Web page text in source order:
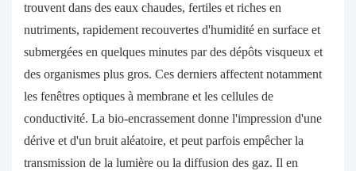
trouvent dans des eaux chaudes, fertiles et riches en
nutriments, rapidement recouvertes d'humidité en surface et
submergées en quelques minutes par des dépôts visqueux et
des organismes plus gros. Ces derniers affectent notamment
les fenêtres optiques à membrane et les cellules de
conductivité. La bio-encrassement donne l'impression d'une
dérive et d'un bruit aléatoire, et peut parfois empêcher la
transmission de la lumière ou la diffusion des gaz. Il en